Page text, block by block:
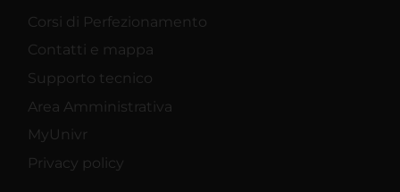
Corsi di Perfezionamento
Contatti e mappa
Supporto tecnico
Area Amministrativa
MyUnivr
Privacy policy